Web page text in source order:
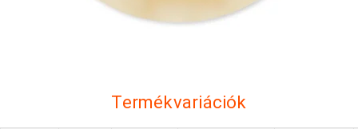
Termékvariációk